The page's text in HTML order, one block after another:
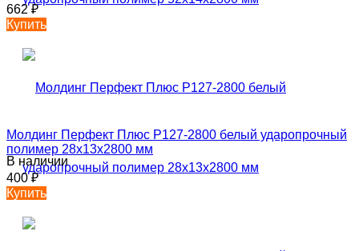
662₽
Купить
Молдинг Перфект Плюс P127-2800 белый ударопрочный
полимер 28х13х2800 мм
В наличии
400₽
Купить